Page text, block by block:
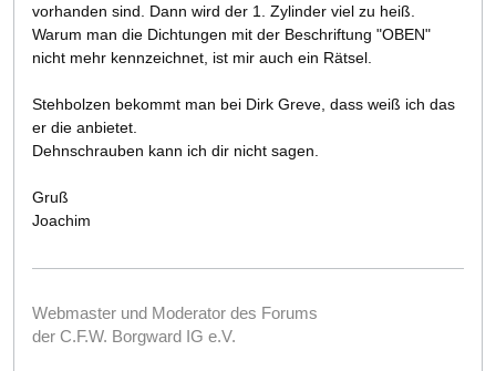
vorhanden sind. Dann wird der 1. Zylinder viel zu heiß.
Warum man die Dichtungen mit der Beschriftung "OBEN"
nicht mehr kennzeichnet, ist mir auch ein Rätsel.
Stehbolzen bekommt man bei Dirk Greve, dass weiß ich das
er die anbietet.
Dehnschrauben kann ich dir nicht sagen.
Gruß
Joachim
Webmaster und Moderator des Forums
der C.F.W. Borgward IG e.V.